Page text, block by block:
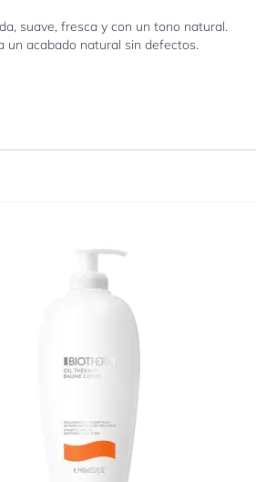
suave, fresca y con un tono natural.
un acabado natural sin defectos.